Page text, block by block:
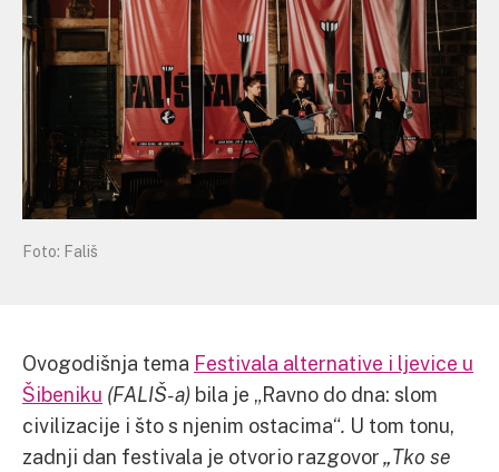
Foto: Fališ
Ovogodišnja tema Festivala alternative i ljevice u
Šibeniku (FALIŠ-a) bila je „Ravno do dna: slom
civilizacije i što s njenim ostacima“. U tom tonu,
zadnji dan festivala je otvorio razgovor„Tko se